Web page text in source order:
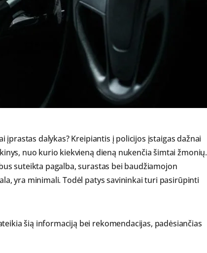
įprastas dalykas? Kreipiantis į policijos įstaigas dažnai
nuo kurio kiekvieną dieną nukenčia šimtai žmonių.
suteikta pagalba, surastas bei baudžiamojon
yra minimali. Todėl patys savininkai turi pasirūpinti
šią informaciją bei rekomendacijas, padėsiančias